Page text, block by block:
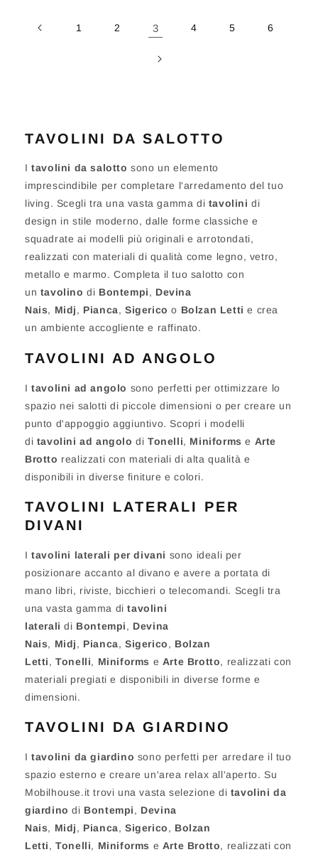
1 2 3 4 5 6
TAVOLINI DA SALOTTO
Itavolini da salotto sono un elemento
imprescindibile per completare l'arredamento del tuo
living. Scegli tra una vasta gamma di tavolini di
design in stile moderno, dalle forme classiche e
squadrate ai modelli più originali e arrotondati,
realizzati con materiali di qualità come legno, vetro,
metallo e marmo. Completa il tuo salotto con
un tavolino di Bontempi, Devina
Nais, Midj, Pianca,Sigerico o Bolzan Letti e crea
un ambiente accogliente e raffinato.
TAVOLINI AD ANGOLO
Itavolini ad angolo sono perfetti per ottimizzare lo
spazio nei salotti di piccole dimensioni o per creare un
punto d'appoggio aggiuntivo. Scopri i modelli
di tavolini ad angolo diTonelli, Miniforms e Arte
Brotto realizzati con materiali di alta qualità e
disponibili in diverse finiture e colori.
TAVOLINI LATERALI PER
DIVANI
Itavolini laterali per divani sono ideali per
posizionare accanto al divano e avere a portata di
mano libri, riviste, bicchieri o telecomandi. Scegli tra
una vasta gamma ditavolini
laterali di Bontempi, Devina
Nais, Midj, Pianca,Sigerico, Bolzan
Letti,Tonelli, Miniforms e Arte Brotto, realizzati con
materiali pregiati e disponibili in diverse forme e
dimensioni.
TAVOLINI DA GIARDINO
Itavolini da giardino sono perfetti per arredare il tuo
spazio esterno e creare un'area relax all'aperto. Su
Mobilhouse.it trovi una vasta selezione di tavolini da
giardino di Bontempi, Devina
Nais, Midj, Pianca,Sigerico, Bolzan
Letti,Tonelli, Miniforms e Arte Brotto, realizzati con